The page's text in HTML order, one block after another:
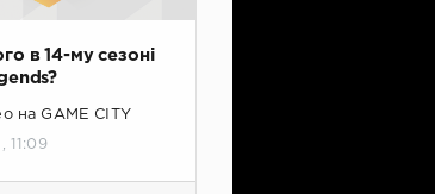
в 14-му сезоні
на GAME CITY
11:09